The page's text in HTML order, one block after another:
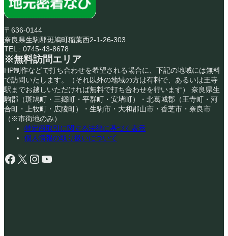
〒636-0144
奈良県生駒郡斑鳩町稲葉西2-1-26-303
TEL : 0745-43-8678
※無料訪問エリア
HP制作などで打ち合わせを希望される場合に、下記の地域には無料
で訪問いたします。（それ以外の地域の方は有料で、あるいは王寺
駅までお越しいただければ無料で打ち合わせを行います） 奈良県生
駒郡（斑鳩町・三郷町・平群町・安堵町）・北葛城郡（王寺町・河
合町・上牧町・広陵町）・生駒市・大和郡山市・香芝市・奈良市
（※市街地のみ）
特定商取引に関する法律に基づく表示
個人情報の取り扱いについて
Facebook X Instagram YouTube